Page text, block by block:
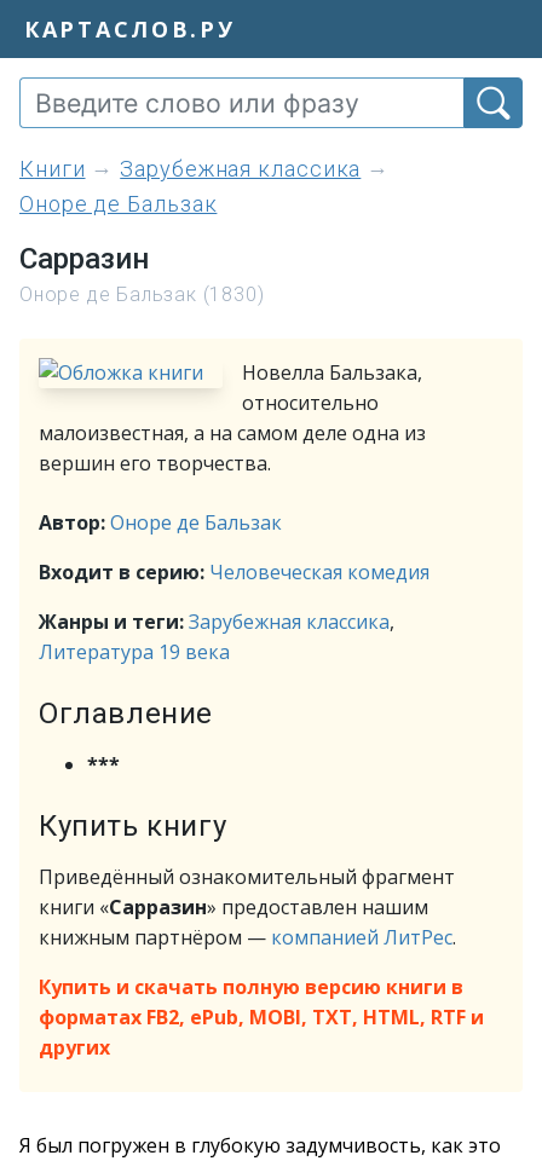
КАРТАСЛОВ.РУ
книги
Зарубежная классика
Оноре де Бальзак
Сарразин
Оноре де Бальзак (1830)
Новелла Бальзака,
относительно
малоизвестная, а на самом деле одна из
вершин его творчества.
Автор:Оноре де Бальзак
Входит в серию: Человеческая комедия
Жанры и теги:Зарубежная классика,
Литература 19 века
Оглавление
***
Купить книгу
Приведённый ознакомительный фрагмент
книги «Сарразин» предоставлен нашим
книжным партнёром — компанией ЛитРес.
Купить и скачать полную версию книги в
форматах FB2, ePub, MOBI, TXT, HTML, RTF и
других
Я был погружен в глубокую задумчивость, как это